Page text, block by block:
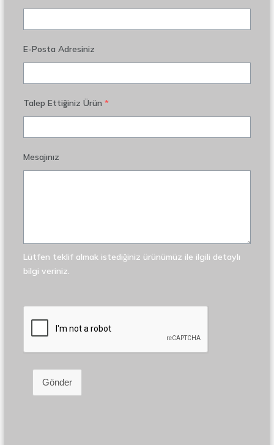
E-Posta Adresiniz
Talep Ettiğiniz Ürün *
Mesajınız
Lütfen teklif almak istediğiniz ürünümüz ile ilgili detaylı
bilgi veriniz.
Gönder